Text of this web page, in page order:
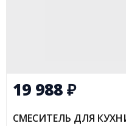
19 988₽
СМЕСИТЕЛЬ ДЛЯ КУХНИ